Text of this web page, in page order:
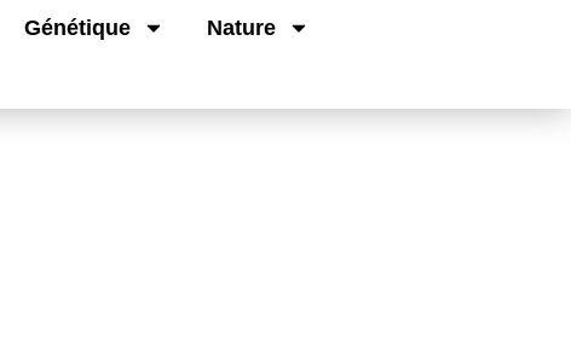
Génétique Nature